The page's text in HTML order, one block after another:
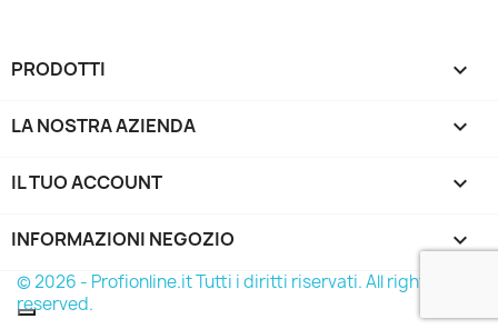
PRODOTTI 
LA NOSTRA AZIENDA 
IL TUO ACCOUNT 
INFORMAZIONI NEGOZIO keyboard_arrow_down
© 2026 - Profionline.it Tutti i diritti riservati. All rights
reserved.